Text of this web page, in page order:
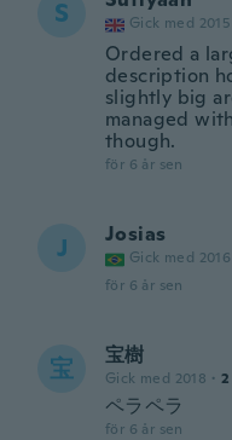
S Gick med 2015
Ordered a
description
slightly big
managed
though.
för 6 år sen
J Josias
Gick med 2016
för 6 år sen
宝 宝樹
Gick med 2018 · 2
ペラペラ
för 6 år sen